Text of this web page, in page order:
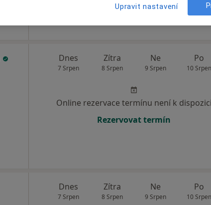
Dnes
7 Srpen
Zítra
8 Srpen
Ne
9 Srpen
Po
10 Srpen
Online rezervace termínu není k dispozici
Rezervovat termín
Dnes
7 Srpen
Zítra
8 Srpen
Ne
9 Srpen
Po
10 Srpen
Upravit nastavení